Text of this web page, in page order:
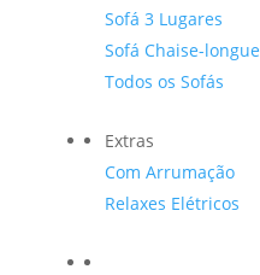
Sofá 3 Lugares
Sofá Chaise-longue
Todos os Sofás
Extras
Com Arrumação
Relaxes Elétricos